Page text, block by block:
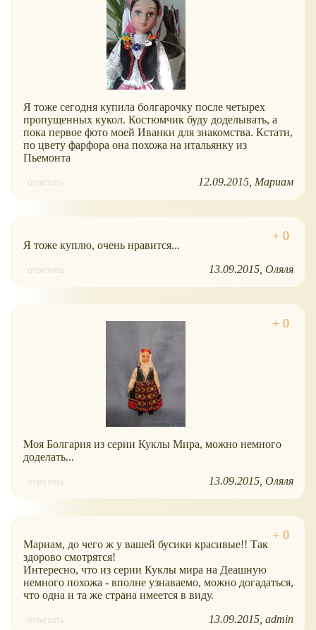
Я тоже сегодня купила болгарочку после четырех
пропущенных кукол. Костюмчик буду доделывать, а
пока первое фото моей Иванки для знакомства. Кстати,
по цвету фарфора она похожа на итальянку из
Пьемонта
ответить 12.09.2015 Мариам
Я тоже куплю, очень нравится...
ответить 13.09.2015 Оляля
Моя Болгария из серии Куклы Мира, можно немного
доделать...
ответить 13.09.2015 Оляля
Мариам, до чего ж у вашей бусики красивые!! Так
здорово смотрятся!
Интересно, что из серии Куклы мира на Деашную
немного похожа - вполне узнаваемо, можно догадаться,
что одна и та же страна имеется в виду.
ответить 13.09.2015 admin